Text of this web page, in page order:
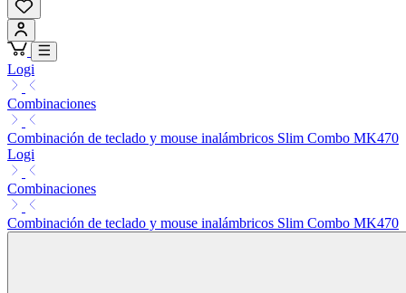
Logi
Combinaciones
Combinación de teclado y mouse inalámbricos Slim Combo MK470
Logi
Combinaciones
Combinación de teclado y mouse inalámbricos Slim Combo MK470